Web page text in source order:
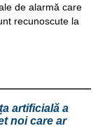
de alarmă care
recunoscute la
artificială a
noi care ar